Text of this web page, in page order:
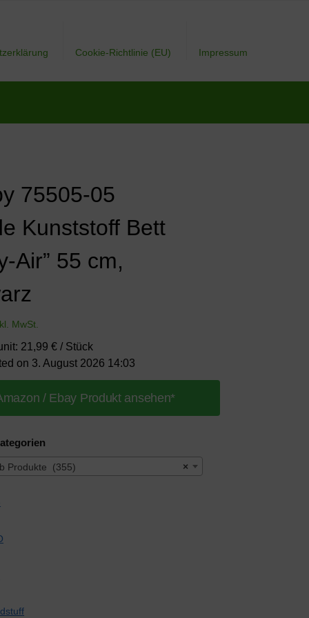
Cookie-Richtlinie (EU) Impressum
75505-05
Kunststoff Bett
Air” 55 cm,
MwSt.
21,99 € / Stück
on 3. August 2026 14:03
/ Ebay Produkt ansehen*
×
Produkte (355)